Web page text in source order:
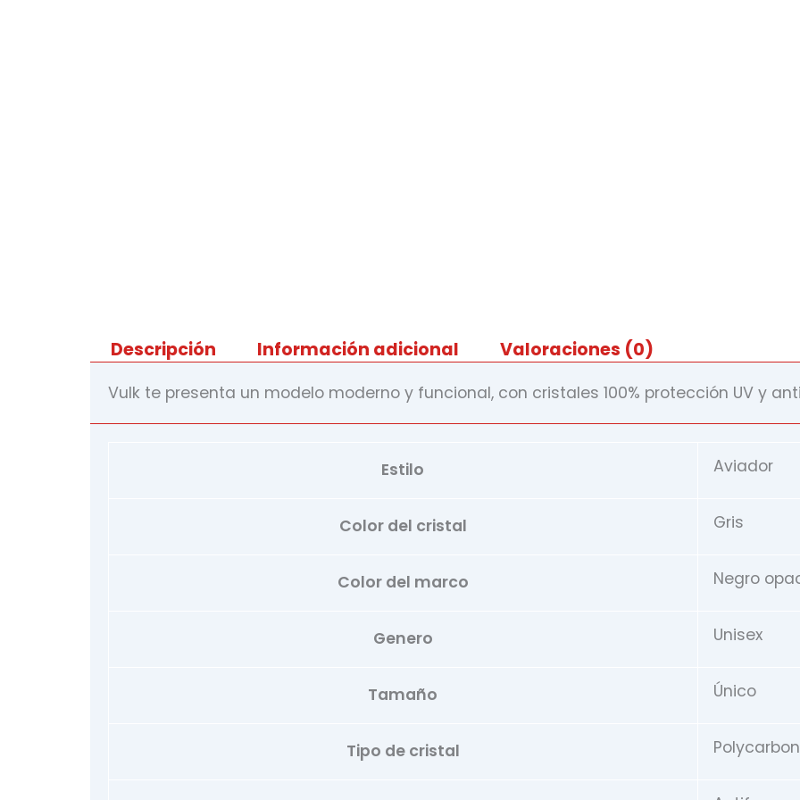
Descripción Información adicional Valoraciones (0)
Vulk te presenta un modelo moderno y funcional, con cristales 100% protección UV y
Estilo Aviador
Color del cristal Gris
Color del marco Negro
Genero Unisex
Tamaño Único
Tipo de cristal